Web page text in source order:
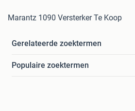
Marantz 1090 Versterker Te Koop
Gerelateerde zoektermen
Populaire zoektermen